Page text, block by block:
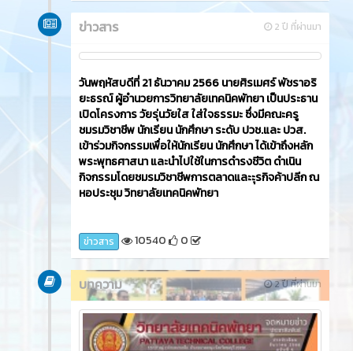
2 ปี ที่ผ่านมา
ข่าวสาร
วันพฤหัสบดีที่ 21 ธันวาคม 2566​ นายศิรเมศร์ พัชราอริ
ยะธรณ์ ผู้อำนวยการวิทยาลัยเทคนิคพัทยา เป็นประธาน
เปิดโครงการ วัยรุ่นวัยใส ใส่ใจธรรมะ ซึ่งมีคณะครู
ชมรมวิชาชีพ นักเรียน นักศึกษา ระดับ ปวช.และ ปวส.
เข้าร่วมกิจกรรมเพื่อให้นักเรียน นักศึกษา ได้เข้าถึงหลัก
พระพุทธศาสนา และนำไปใช้ในการดำรงชีวิต ดำเนิน
กิจกรรมโดยชมรมวิชาชีพการตลาดและะุรกิจค้าปลีก ณ
หอประชุม วิทยาลัยเทคนิคพัทยา
ข่าวสาร 10540 0
2 ปี ที่ผ่านมา
บทความ